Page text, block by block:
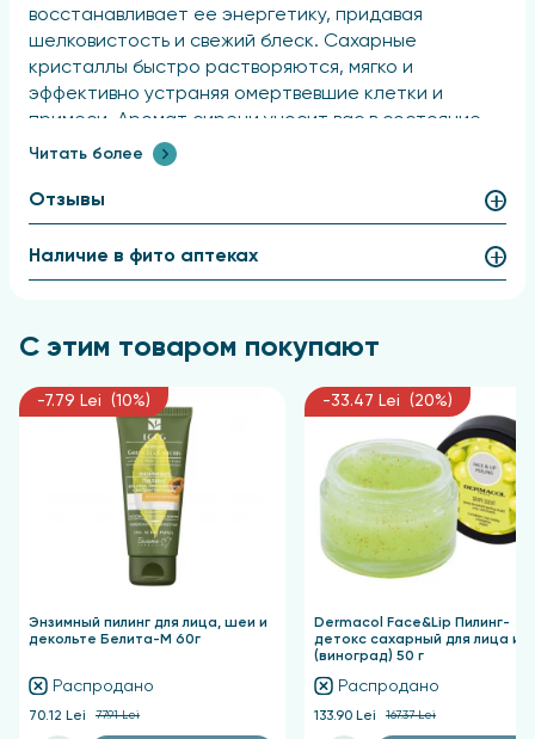
восстанавливает ее энергетику, придавая
шелковистость и свежий блеск. Сахарные
кристаллы быстро растворяются, мягко и
эффективно устраняя омертвевшие клетки и
примеси. Аромат сирени уносит вас в состояние
спокойствия и умиротворения.
Применение
Для достижения оптимальных результатов
использовать дважды в неделю, равномерно
Результат
Кожа приобретает шелковистость, гладкость и
здоровое сияние.
Читать более
Отзывы
Наличие в фито аптеках
С этим товаром покупают
-7.79 Lei (10%)
Энзимный пилинг для лица, шеи и
декольте Белита-М 60г
Распродано
70.12 Lei 77.91 Lei
-33.47 Lei (20%)
Dermacol Face&Lip Пилинг-
детокс сахарный для лица и
(виноград) 50 г
Распродано
133.90 Lei 167.37 Lei